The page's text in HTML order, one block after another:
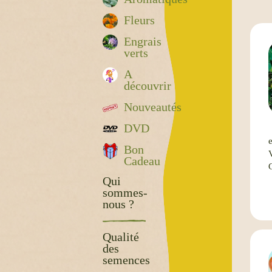
Fleurs
Engrais
verts
A
découvrir
Nouveautés
DVD
Bon
Cadeau
Qui
sommes-
nous ?
Qualité
des
semences